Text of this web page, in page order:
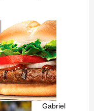
Gabriel